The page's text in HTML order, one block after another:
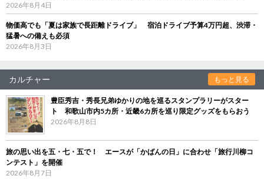
2026年8月4日
物価高でも「夏は家族で長距離ドライブ」 宿泊ドライブ予算4万円超、渋滞・
猛暑への備えも必須
2026年8月3日
カルチャー もっと見る
豊臣秀吉・秀長兄弟ゆかりの地を巡るスタンプラリーがスター
ト 和歌山市内5カ所・近畿6カ所を巡り限定グッズをもらおう
2026年8月8日
旅の思い出を五・七・五で！ エースが「かばんの日」に合わせ「旅行川柳コ
ンテスト」を開催
2026年8月7日